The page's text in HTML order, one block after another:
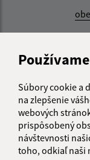
Súbory cookie a
na zlepšenie
webových
prispôsobený
návštevnosti
toho, odkiaľ naši